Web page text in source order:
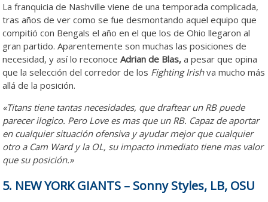
La franquicia de Nashville viene de una temporada complicada,
tras años de ver como se fue desmontando aquel equipo que
compitió con Bengals el año en el que los de Ohio llegaron al
gran partido. Aparentemente son muchas las posiciones de
necesidad, y así lo reconoceAdrian de Blas, a pesar que opina
que la selección del corredor de los Fighting Irishva mucho más
allá de la posición.
«Titans tiene tantas necesidades, que draftear un RB puede
parecer ilogico. Pero Love es mas que un RB. Capaz de aportar
en cualquier situación ofensiva y ayudar mejor que cualquier
otro a Cam Ward y la OL, su impacto inmediato tiene mas valor
que su posición.»
5. NEW YORK GIANTS – Sonny Styles, LB, OSU